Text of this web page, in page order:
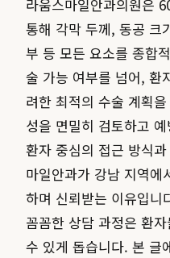
라움스마일안과의원은
통해 각막 두께, 동공 크
부 등 모든 요소를 종합
술 가능 여부를 넘어, 환
려한 최적의 수술 계획
성을 면밀히 검토하고
환자 중심의 접근 방식
마일안과가 강남 지역에
하며 신뢰받는 이유입니
꼼꼼한 상담 과정은 환
수 있게 돕습니다. 본 글